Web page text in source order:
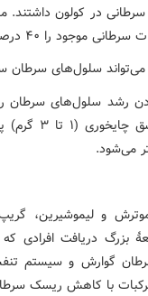
سلول‌های سرطان
رشد سلول‌های سرطان
هر روز
می‌شود.
و لیموشیرین،
دریافت افرادی که
با کاهش ریسک سرطان